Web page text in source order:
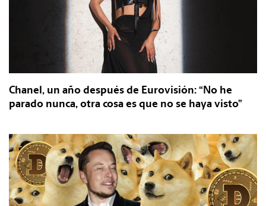
Chanel, un año después de Eurovisión: “No he
parado nunca, otra cosa es que no se haya visto”